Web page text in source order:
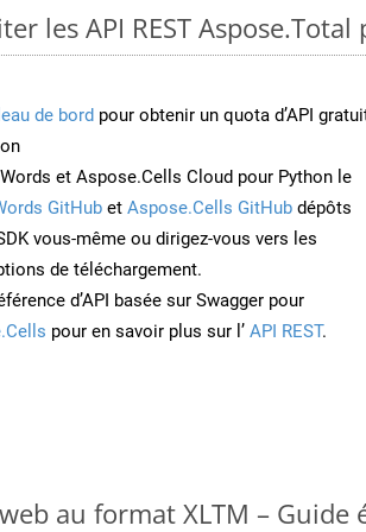
les API REST Aspose.Total
de bord pour obtenir un quota d’API
et Aspose.Cells Cloud pour Python le
GitHub et Aspose.Cells GitHub dépôts
vous-même ou dirigez-vous vers les
de téléchargement.
d’API basée sur Swagger pour
pour en savoir plus sur l’ API REST.
au format XLTM – Guide